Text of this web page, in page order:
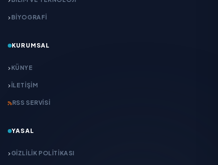
BİYOGRAFİ
KURUMSAL
KÜNYE
İLETIŞIM
RSS SERVISI
YASAL
GIZLILIK POLITIKASI